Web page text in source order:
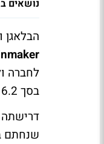
נושאים
הבלאגן
לחברה
בסך 16.2 מיליון אירו.
דרישתה